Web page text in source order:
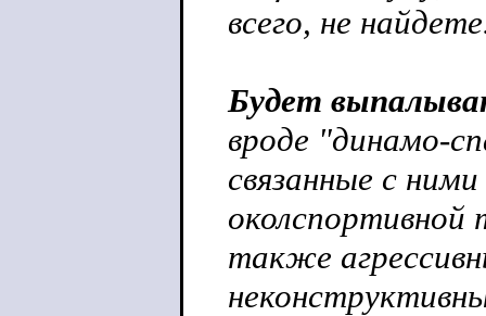
всего, не
Будет
вроде "динамо-
связанные с
околспортивной
также